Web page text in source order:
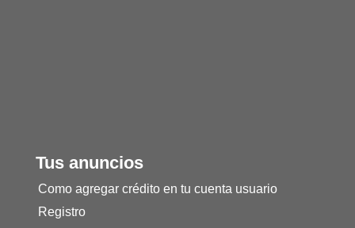
Tus anuncios
Como agregar crédito en tu cuenta usuario
Registro